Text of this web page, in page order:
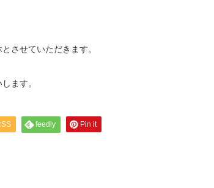
させていただきます。
ます。
feedly Pin it